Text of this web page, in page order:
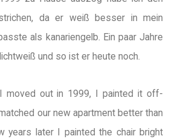
da er weiß besser in mein
als kanariengelb. Ein paar Jahre
und so ist er heute noch.
moved out in 1999, I painted it off-
our new apartment better than
years later I painted the chair bright